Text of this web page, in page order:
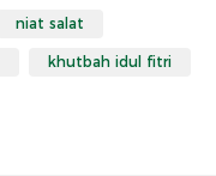
niat salat
khutbah idul fitri